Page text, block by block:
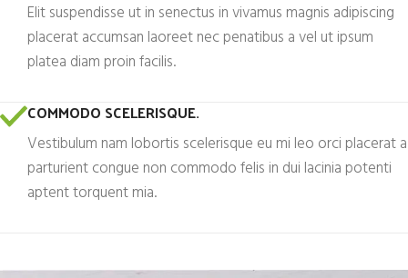
Elit suspendisse ut in senectus in vivamus magnis adipiscing
placerat accumsan laoreet nec penatibus a vel ut ipsum
platea diam proin facilis.
COMMODO SCELERISQUE.
Vestibulum nam lobortis scelerisque eu mi leo orci placerat a
parturient congue non commodo felis in dui lacinia potenti
aptent torquent mia.